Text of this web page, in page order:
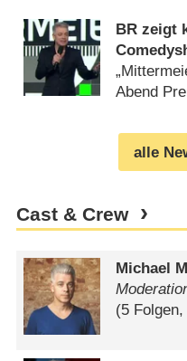
BR zeigt
Abend
alle
Cast & Crew
Michael
(5 Folgen,